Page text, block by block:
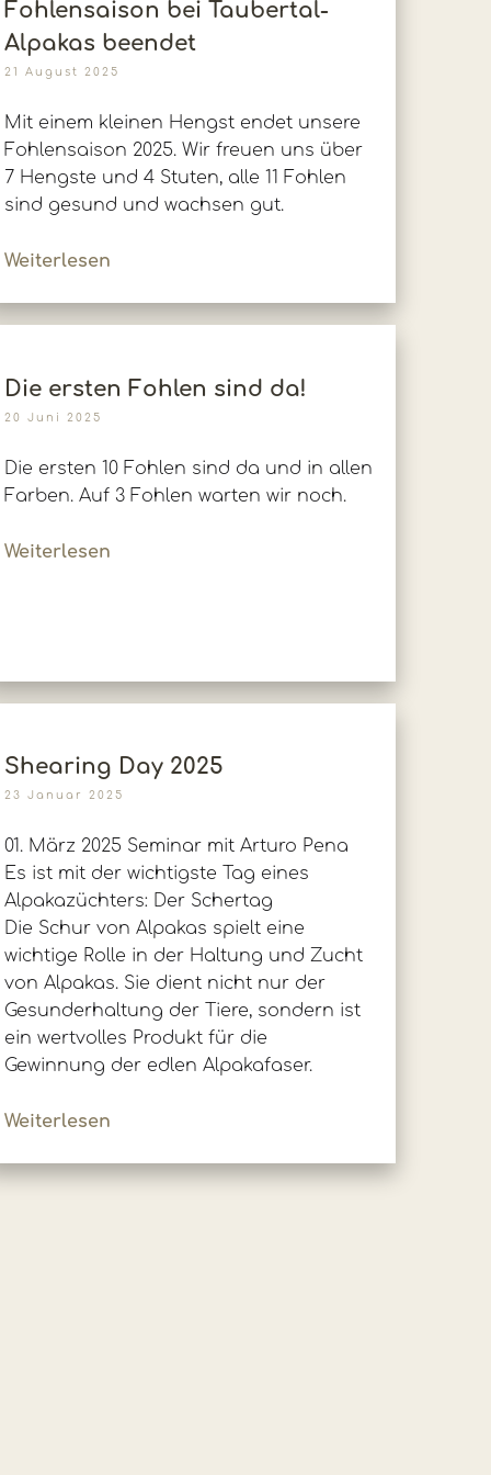
Fohlensaison bei Taubertal-
Alpakas beendet
21 August 2025
Mit einem kleinen Hengst endet unsere
Fohlensaison 2025. Wir freuen uns über
7 Hengste und 4 Stuten, alle 11 Fohlen
sind gesund und wachsen gut.
Weiterlesen
Die ersten Fohlen sind da!
20 Juni 2025
Die ersten 10 Fohlen sind da und in allen
Farben. Auf 3 Fohlen warten wir noch.
Weiterlesen
Shearing Day 2025
23 Januar 2025
01. März 2025 Seminar mit Arturo Pena
Es ist mit der wichtigste Tag eines
Alpakazüchters: Der Schertag
Die Schur von Alpakas spielt eine
wichtige Rolle in der Haltung und Zucht
von Alpakas. Sie dient nicht nur der
Gesunderhaltung der Tiere, sondern ist
ein wertvolles Produkt für die
Gewinnung der edlen Alpakafaser.
Weiterlesen